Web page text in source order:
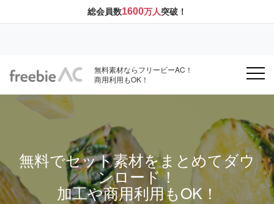
総会員数1600万人突破！
無料素材ならフリービーAC！
商用利用もOK！
無料でセット素材をまとめてダウ
ンロード！
加工や商用利用もOK！